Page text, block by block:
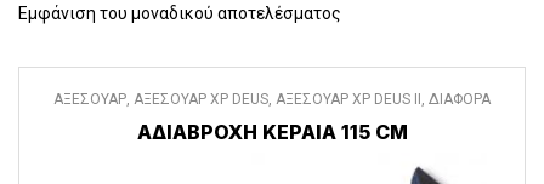
Εμφάνιση του μοναδικού αποτελέσματος
ΑΞΕΣΟΥΑΡ, ΑΞΕΣΟΥΑΡ XP DEUS, ΑΞΕΣΟΥΑΡ XP DEUS II , ΔΙΑΦΟΡΑ
ΑΔΙΑΒΡΟΧΗ ΚΕΡΑΙΑ 115 CM